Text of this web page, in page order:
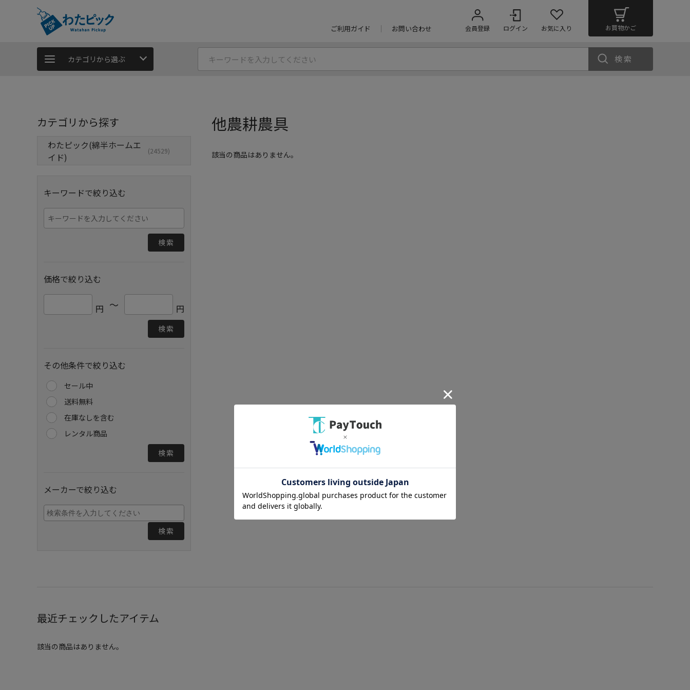
ご利用ガイド お問い合わせ 会員登録 ログイン お気に入り お買物かご
カテゴリから選ぶ 検索
カテゴリから探す
わたピック(綿半ホームエ
イド)
(24529)
キーワードで絞り込む
検索
価格で絞り込む
円 ～ 円
検索
その他条件で絞り込む
セール中
送料無料
在庫なしを含む
レンタル商品
検索
メーカーで絞り込む
検索
他農耕農具
該当の商品はありません。
最近チェックしたアイテム
該当の商品はありません。